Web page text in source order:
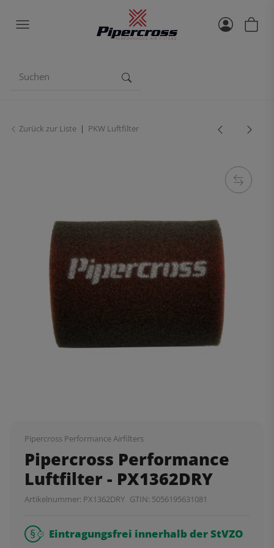
Zurück zur Liste PKW Luftfilter
Pipercross Performance Airfilters
Pipercross Performance
Luftfilter - PX1362DRY
Artikelnummer: PX1362DRY GTIN: 5056195631081
Eintragungsfrei innerhalb der StVZO